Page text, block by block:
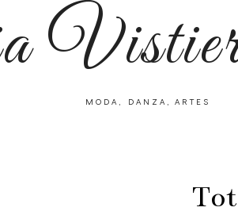
MODA, DANZA, ARTES